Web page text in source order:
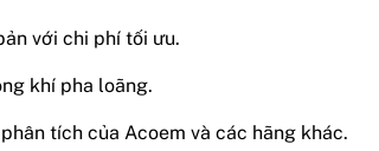
với chi phí tối ưu.
khí pha loãng.
tích của Acoem và các hãng khác.